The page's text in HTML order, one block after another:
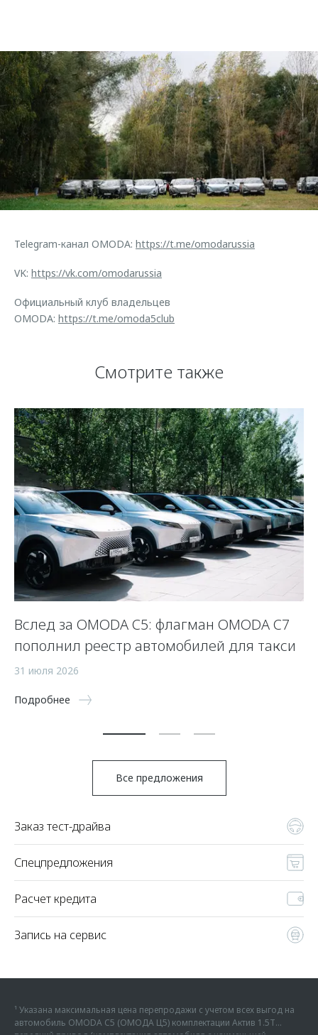
Telegram-канал OMODA: https://t.me/omodarussia
VK: https://vk.com/omodarussia
Официальный клуб владельцев
OMODA: https://t.me/omoda5club
Смотрите также
Вслед за OMODA C5: флагман OMODA C7
пополнил реестр автомобилей для такси
31 июля 2026
Подробнее
Все предложения
Заказ тест-драйва
Спецпредложения
Расчет кредита
Запись на сервис
¹ Указана максимальная цена перепродажи с учетом всех выгод на
автомобиль OMODA C5 (ОМОДА Ц5) комплектации Актив 1.5Т